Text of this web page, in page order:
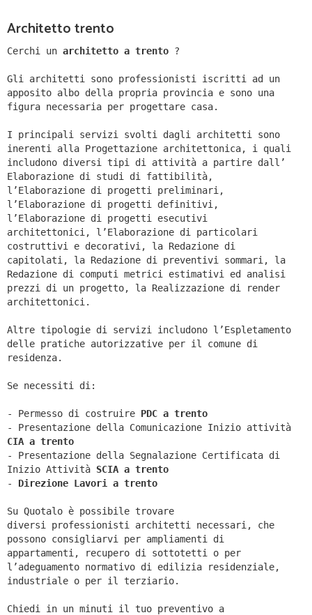
Architetto trento
Cerchi un architetto a trento ?
Gli architetti sono professionisti iscritti ad un
apposito albo della propria provincia e sono una
figura necessaria per progettare casa.
I principali servizi svolti dagli architetti sono
inerenti alla Progettazione architettonica, i quali
includono diversi tipi di attività a partire dall’
Elaborazione di studi di fattibilità,
l’Elaborazione di progetti preliminari,
l’Elaborazione di progetti definitivi,
l’Elaborazione di progetti esecutivi
architettonici, l’Elaborazione di particolari
costruttivi e decorativi, la Redazione di
capitolati, la Redazione di preventivi sommari, la
Redazione di computi metrici estimativi ed analisi
prezzi di un progetto, la Realizzazione di render
architettonici.
Altre tipologie di servizi includono l’Espletamento
delle pratiche autorizzative per il comune di
residenza.
Se necessiti di:
- Permesso di costruire PDC a trento
- Presentazione della Comunicazione Inizio attività
CIA a trento
- Presentazione della Segnalazione Certificata di
Inizio Attività SCIA a trento
- Direzione Lavori a trento
Su Quotalo è possibile trovare
diversi professionisti architetti necessari, che
possono consigliarvi per ampliamenti di
appartamenti, recupero di sottotetti o per
l’adeguamento normativo di edilizia residenziale,
industriale o per il terziario.
Chiedi in un minuti il tuo preventivo a